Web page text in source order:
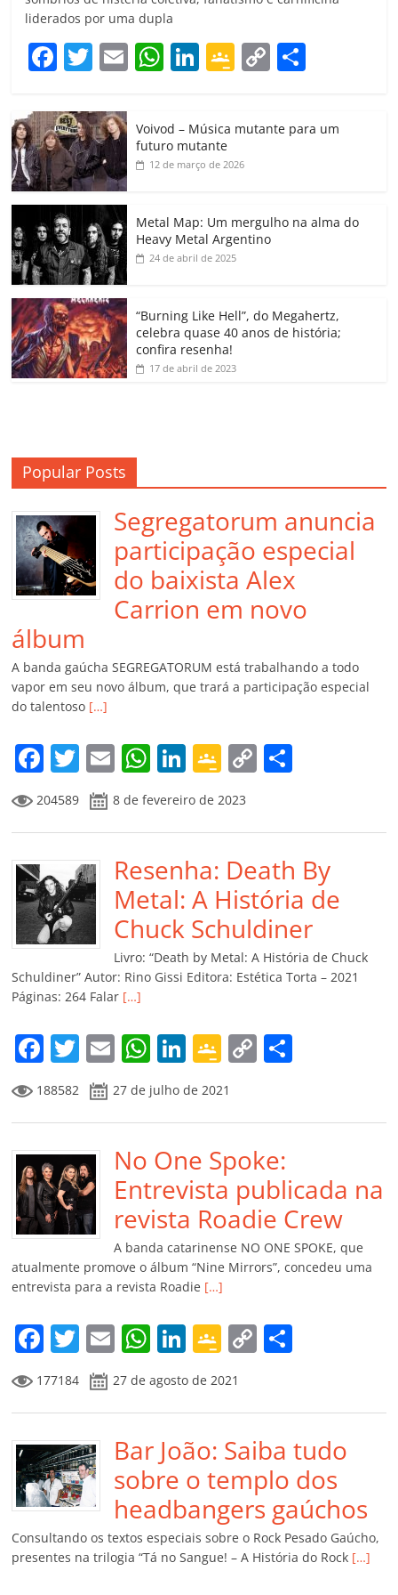
liderados por uma dupla
F
c
e
b
o
o
k
T
itt
er
E W
s
A
p
Li
e
dI
G
gl
e
a
ss
o
m
C
y
k
p
h
Voivod – Música mutante para um
futuro mutante
12 de março de 2026
Metal Map: Um mergulho na alma do
Heavy Metal Argentino
24 de abril de 2025
“Burning Like Hell”, do Megahertz,
celebra quase 40 anos de história;
confira resenha!
17 de abril de 2023
Popular Posts
Segregatorum anuncia
participação especial
do baixista Alex
Carrion em novo
álbum
A banda gaúcha SEGREGATORUM está trabalhando a todo
vapor em seu novo álbum, que trará a participação especial
do talentoso […]
F
a
c
e
b
o
o
k
T
w
itt
er
E
m
ai
l
W
at
s
A
p
p
Li
k
e
dI
n
G
o
o
gl
e
Cl
a
ss
ro
m
C
y
Li
n
k
p
ar
til
h
ar
204589 8 de fevereiro de 2023
Resenha: Death By
Metal: A História de
Chuck Schuldiner
Livro: “Death by Metal: A História de Chuck
Schuldiner” Autor: Rino Gissi Editora: Estética Torta – 2021
Páginas: 264 Falar […]
F
a
c
e
b
o
o
k
T
w
itt
er
E
m
ai
l
W
h
at
s
A
p
p
Li
n
k
e
dI
n
G
o
o
gl
e
Cl
a
ss
ro
o
m
C
y
Li
n
k
p
til
h
ar
188582 27 de julho de 2021
No One Spoke:
Entrevista publicada na
revista Roadie Crew
A banda catarinense NO ONE SPOKE, que
atualmente promove o álbum “Nine Mirrors”, concedeu uma
entrevista para a revista Roadie […]
F
a
c
e
b
o
o
k
T
w
itt
er
E
m
ai
l
W
at
s
A
p
p
Li
n
k
e
dI
n
G
o
o
gl
e
Cl
a
ss
ro
C
y
Li
n
k
p
ar
til
h
ar
177184 27 de agosto de 2021
Bar João: Saiba tudo
sobre o templo dos
headbangers gaúchos
Consultando os textos especiais sobre o Rock Pesado Gaúcho,
presentes na trilogia “Tá no Sangue! – A História do Rock […]